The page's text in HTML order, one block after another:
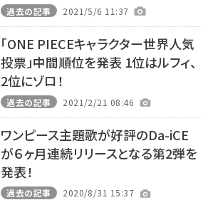
過去の記事 2021/5/6 11:37
「ONE PIECEキャラクター世界⼈気
投票」中間順位を発表 1位はルフィ、
2位にゾロ！
過去の記事 2021/2/21 08:46
ワンピース主題歌が好評のDa-iCE
が６ヶ月連続リリースとなる第2弾を
発表！
過去の記事 2020/8/31 15:37